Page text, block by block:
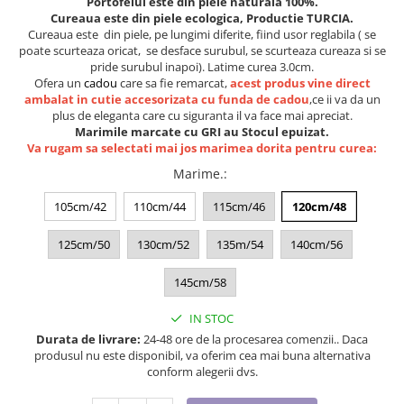
Lenjerii de pat pentru copii
Cadouri Cuplu
Fashion
Pijamale de CRACIUN
Pijamale de dama
Pijamale de barbati
Halate si capoate
WINTER Collection
Halate si pijamale Family
Incaltaminte
Pijamale BIG SIZE femei
Cadouri ocazii speciale
Tricouri de craciun
Cureaua este din piele ecologica, Productie TURCIA.
Cureaua este din piele, pe lungimi diferite, fiind usor reglabila ( se
poate scurteaza oricat, se desface surubul, se scurteaza cureaza si se
pride surubul inapoi). Latime curea 3.0cm.
Ofera un cadou care sa fie remarcat,acest produs vine direct
ambalat in cutie accesorizata cu funda de cadou,ce ii va da un
plus de eleganta care cu siguranta il va face mai apreciat.
Marimile marcate cu GRI au Stocul epuizat.
Va rugam sa selectati mai jos marimea dorita pentru curea:
Marime.:
105cm/42 110cm/44 115cm/46 120cm/48
125cm/50 130cm/52 135m/54 140cm/56
145cm/58
IN STOC
Durata de livrare: 24-48 ore de la procesarea comenzii.. Daca
produsul nu este disponibil, va oferim cea mai buna alternativa
conform alegerii dvs.